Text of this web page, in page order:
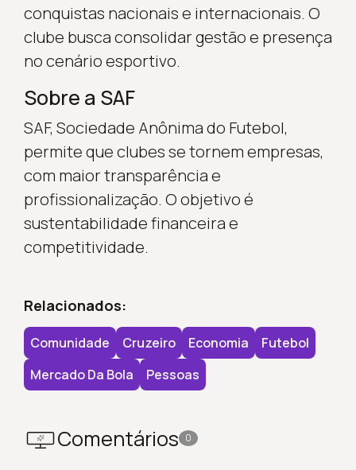
conquistas nacionais e internacionais. O
clube busca consolidar gestão e presença
no cenário esportivo.
Sobre a SAF
SAF, Sociedade Anônima do Futebol,
permite que clubes se tornem empresas,
com maior transparência e
profissionalização. O objetivo é
sustentabilidade financeira e
competitividade.
Relacionados:
Comunidade Cruzeiro Economia
Futebol
Mercado Da Bola
Pessoas
Comentários 0